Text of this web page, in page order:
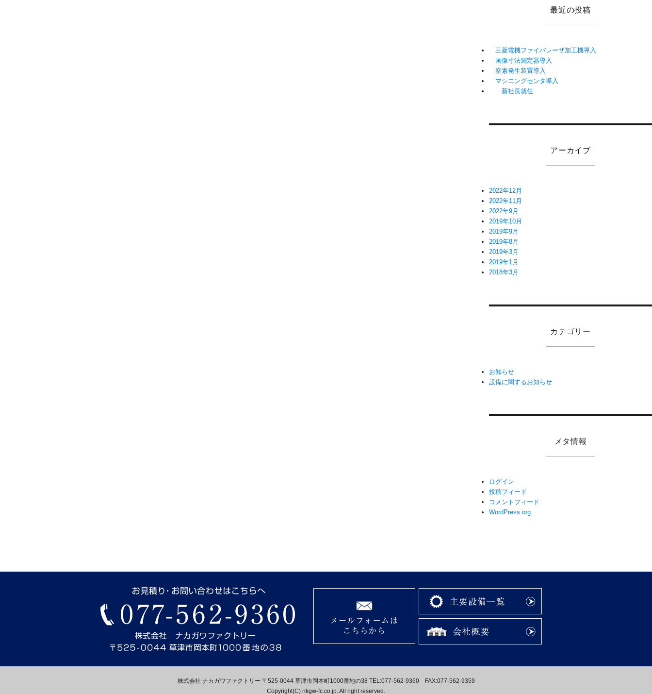
最近の投稿
三菱電機ファイバレーザ加工機導入
画像寸法測定器導入
窒素発生装置導入
マシニングセンタ導入
新社長就任
アーカイブ
2022年12月
2022年11月
2022年9月
2019年10月
2019年9月
2019年8月
2019年3月
2019年1月
2018年3月
カテゴリー
お知らせ
設備に関するお知らせ
メタ情報
ログイン
投稿フィード
コメントフィード
WordPress.org
株式会社 ナカガワファクトリー 〒525-0044 草津市岡本町1000番地の38 TEL:077-562-9360 FAX:077-562-9359
Copyright(C) nkgw-fc.co.jp. All right reserved.